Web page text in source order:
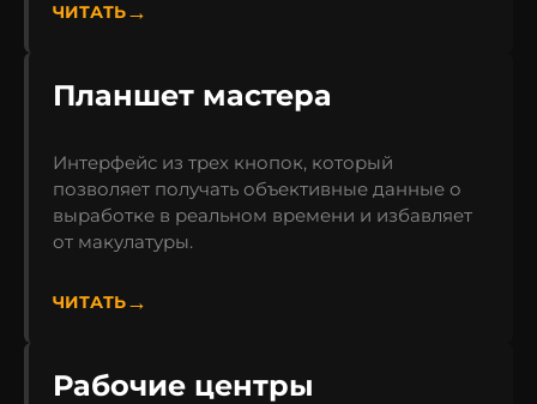
ЧИТАТЬ
Планшет мастера
Интерфейс из трех кнопок, который
позволяет получать объективные данные о
выработке в реальном времени и избавляет
от макулатуры.
ЧИТАТЬ
Рабочие центры